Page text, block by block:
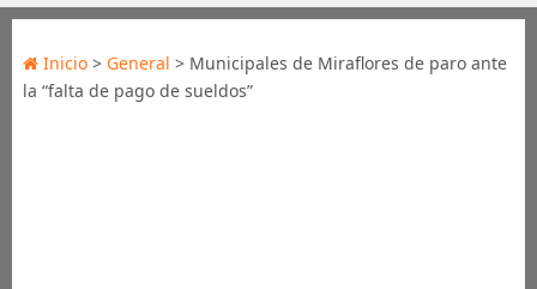
Inicio> General > Municipales de Miraflores de paro ante
la “falta de pago de sueldos”